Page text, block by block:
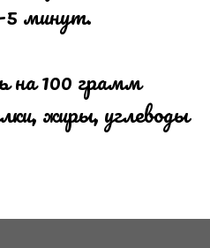
5 минут.
на 100 грамм
жиры, углеводы